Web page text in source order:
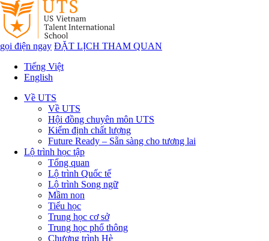
gọi điện ngay ĐẶT LỊCH THAM QUAN
Tiếng Việt
English
Về UTS
Về UTS
Hội đồng chuyên môn UTS
Kiểm định chất lượng
Future Ready – Sẵn sàng cho tương lai
Lộ trình học tập
Tổng quan
Lộ trình Quốc tế
Lộ trình Song ngữ
Mầm non
Tiểu học
Trung học cơ sở
Trung học phổ thông
Chương trình Hè